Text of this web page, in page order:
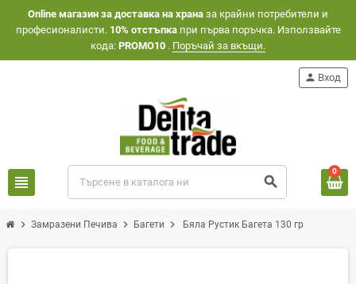
Оnline магазин за доставка на храна за крайни потребители и
професионалисти. 10% отстъпкапри първа поръчка. Използвайте
кода: PROMO10 . Поръчай за вкъщи.
view_headline search
person Вход
0
chevron_right Замразени Печива chevron_right Багети chevron_right Бяла Рустик Багета 130 гр